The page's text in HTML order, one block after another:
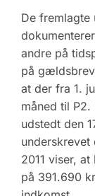
De
andre på
på
at der fra 1.
måned til
udstedt den
underskrevet
2011 viser,
på 391.690